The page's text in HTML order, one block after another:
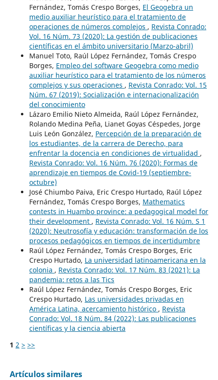
Fernández, Tomás Crespo Borges, El Geogebra un
medio auxiliar heurístico para el tratamiento de
operaciones de números complejos , Revista Conrado:
Vol. 16 Núm. 73 (2020): La gestión de publicaciones
científicas en el ámbito universitario (Marzo-abril)
Manuel Toto, Raúl López Fernández, Tomás Crespo
Borges, Empleo del software Geogebra como medio
auxiliar heurístico para el tratamiento de los números
complejos y sus operaciones , Revista Conrado: Vol. 15
Núm. 67 (2019): Socialización e internacionalización
del conocimiento
Lázaro Emilio Nieto Almeida, Raúl López Fernández,
Rolando Medina Peña, Lianet Goyas Céspedes, Jorge
Luis León González, Percepción de la preparación de
los estudiantes, de la carrera de Derecho, para
enfrentar la docencia en condiciones de virtualidad ,
Revista Conrado: Vol. 16 Núm. 76 (2020): Formas de
aprendizaje en tiempos de Covid-19 (septiembre-
octubre)
José Chiumbo Paiva, Eric Crespo Hurtado, Raúl López
Fernández, Tomás Crespo Borges, Mathematics
contests in Huambo province: a pedagogical model for
their development , Revista Conrado: Vol. 16 Núm. S 1
(2020): Neutrosofía y educación: transformación de los
procesos pedagógicos en tiempos de incertidumbre
Raúl López Fernández, Tomás Crespo Borges, Eric
Crespo Hurtado, La universidad latinoamericana en la
colonia , Revista Conrado: Vol. 17 Núm. 83 (2021): La
pandemia: retos a las Tics
Raúl López Fernández, Tomás Crespo Borges, Eric
Crespo Hurtado, Las universidades privadas en
América Latina, acercamiento histórico , Revista
Conrado: Vol. 18 Núm. 84 (2022): Las publicaciones
científicas y la ciencia abierta
1 2 > >>
Artículos similares